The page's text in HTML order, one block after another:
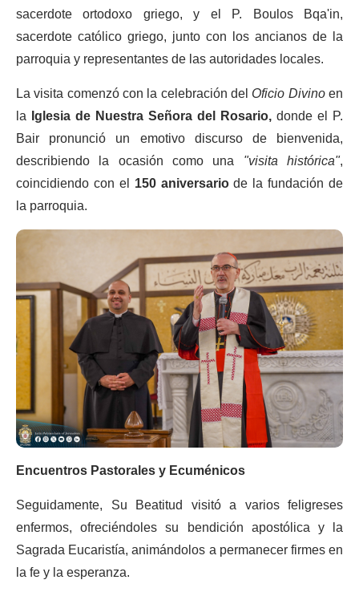
sacerdote ortodoxo griego, y el P. Boulos Bqa'in,
sacerdote católico griego, junto con los ancianos de la
parroquia y representantes de las autoridades locales.
La visita comenzó con la celebración delOficio Divinoen
la Iglesia de Nuestra Señora del Rosario,donde el P.
Bair pronunció un emotivo discurso de bienvenida,
describiendo la ocasión como una "visita histórica",
coincidiendo con el 150 aniversariode la fundación de
la parroquia.
Encuentros Pastorales y Ecuménicos
Seguidamente, Su Beatitud visitó a varios feligreses
enfermos, ofreciéndoles su bendición apostólica y la
Sagrada Eucaristía, animándolos a permanecer firmes en
la fe y la esperanza.